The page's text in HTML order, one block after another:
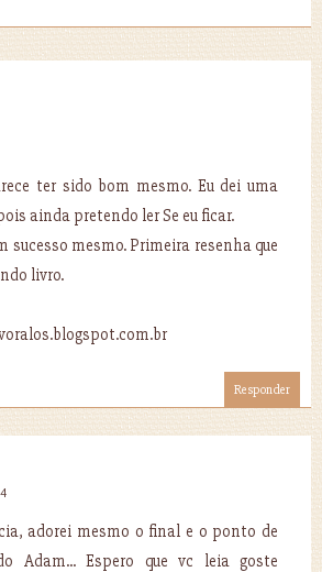
ter sido bom mesmo. Eu dei uma
ainda pretendo ler Se eu ficar.
sucesso mesmo. Primeira resenha que
livro.
Responder
adorei mesmo o final e o ponto de
Adam... Espero que vc leia goste